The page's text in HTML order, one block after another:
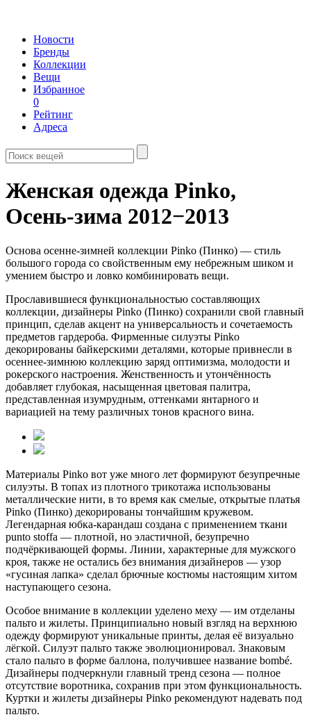
Новости
Бренды
Коллекции
Вещи
Избранное
0
Рейтинг
Адреса
Женская одежда Pinko,
Осень-зима 2012−2013
Основа осенне-зимней коллекции Pinko (Пинко) — стиль
большого города со свойственным ему небрежным шиком и
умением быстро и ловко комбинировать вещи.
Прославившиеся функциональностью составляющих
коллекции, дизайнеры Pinko (Пинко) сохранили свой главный
принцип, сделав акцент на универсальность и сочетаемость
предметов гардероба. Фирменные силуэты Pinko
декорированы байкерскими деталями, которые привнесли в
осеннее-зимнюю коллекцию заряд оптимизма, молодости и
рокерского настроения. Женственность и утончённость
добавляет глубокая, насыщенная цветовая палитра,
представленная изумрудным, оттенками янтарного и
вариацией на тему различных тонов красного вина.
Материалы Pinko вот уже много лет формируют безупречные
силуэты. В топах из плотного трикотажа использованы
металлические нити, в то время как смелые, открытые платья
Pinko (Пинко) декорированы тончайшим кружевом.
Легендарная юбка-карандаш создана с применением ткани
punto stoffa — плотной, но эластичной, безупречно
подчёркивающей формы. Линии, характерные для мужского
кроя, также не остались без внимания дизайнеров — узор
«гусиная лапка» сделал брючные костюмы настоящим хитом
наступающего сезона.
Особое внимание в коллекции уделено меху — им отделаны
пальто и жилеты. Принципиально новый взгляд на верхнюю
одежду формируют уникальные принты, делая её визуально
лёгкой. Силуэт пальто также эволюционировал. Знаковым
стало пальто в форме баллона, получившее название bombé.
Дизайнеры подчеркнули главный тренд сезона — полное
отсутствие воротника, сохранив при этом функциональность.
Куртки и жилеты дизайнеры Pinko рекомендуют надевать под
пальто.